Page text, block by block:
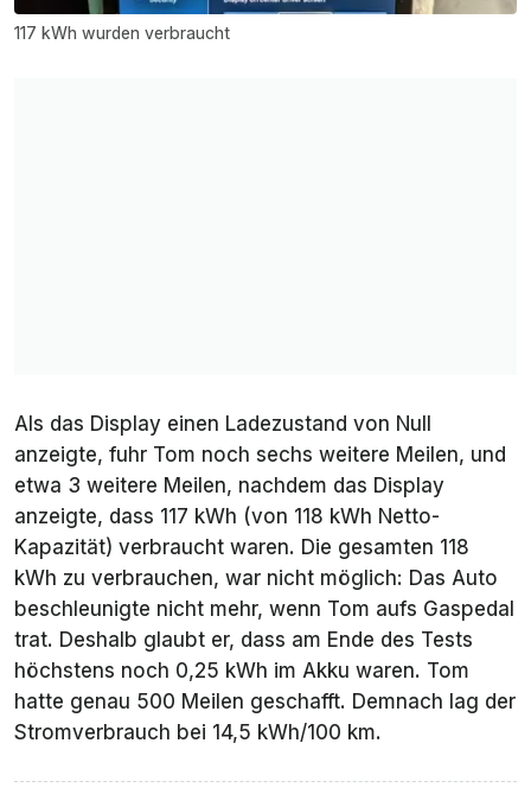
117 kWh wurden verbraucht
Als das Display einen Ladezustand von Null
anzeigte, fuhr Tom noch sechs weitere Meilen, und
etwa 3 weitere Meilen, nachdem das Display
anzeigte, dass 117 kWh (von 118 kWh Netto-
Kapazität) verbraucht waren. Die gesamten 118
kWh zu verbrauchen, war nicht möglich: Das Auto
beschleunigte nicht mehr, wenn Tom aufs Gaspedal
trat. Deshalb glaubt er, dass am Ende des Tests
höchstens noch 0,25 kWh im Akku waren. Tom
hatte genau 500 Meilen geschafft. Demnach lag der
Stromverbrauch bei 14,5 kWh/100 km.